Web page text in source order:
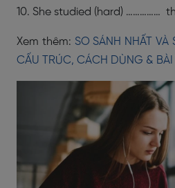
10. She studied (hard) ……………
Xem thêm: SO SÁNH NHẤT
CẤU TRÚC, CÁCH DÙNG & BÀI